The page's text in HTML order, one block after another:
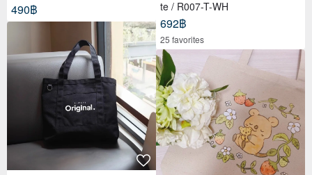
490฿
te / R007-T-WH
692฿
25 favorites